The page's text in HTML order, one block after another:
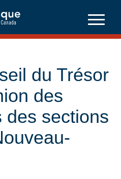
du Trésor
des
des sections